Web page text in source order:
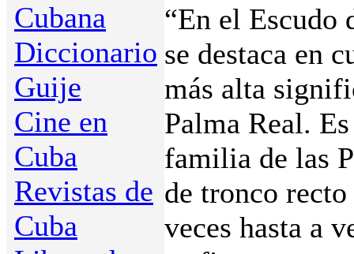
Cubana
Diccionario
Guije
Cine en
Cuba
Revistas de
Cuba
“En el Escudo
se destaca en
más alta
Palma Real.
familia de las
de tronco
veces hasta a